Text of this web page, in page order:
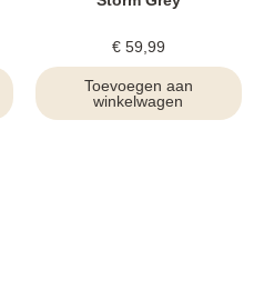
€59,99
Toevoegen aan
winkelwagen